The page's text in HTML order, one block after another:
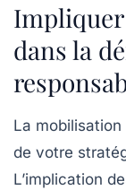
dans la
La
de votre
L’implication